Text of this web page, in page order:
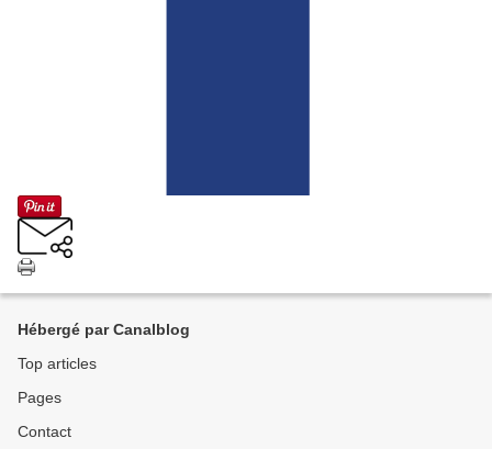
Hébergé par Canalblog
Top articles
Pages
Contact